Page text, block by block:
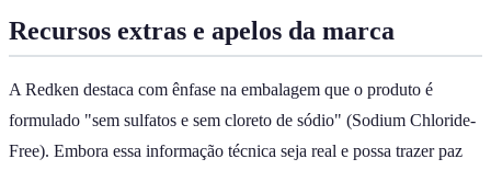
Recursos extras e apelos da marca
A Redken destaca com ênfase na embalagem que o produto é
formulado "sem sulfatos e sem cloreto de sódio" (Sodium Chloride-
Free). Embora essa informação técnica seja real e possa trazer paz